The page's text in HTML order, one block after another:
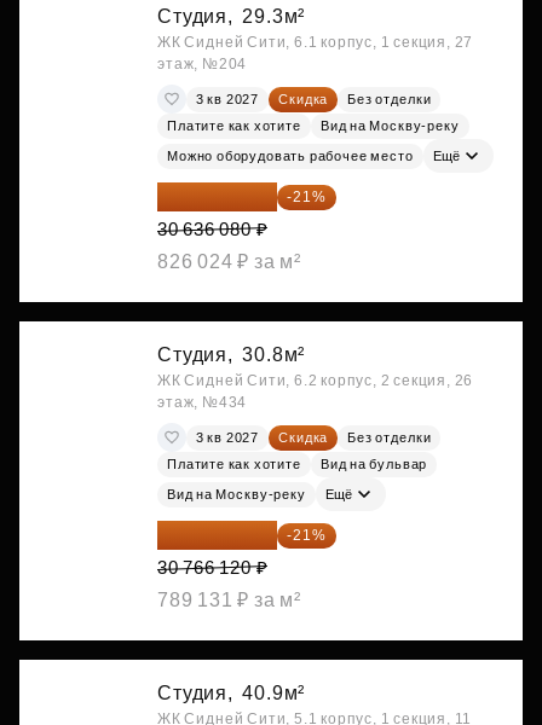
Студия, 29.3м²
ЖК Сидней Сити, 6.1 корпус, 1 секция, 27
этаж, №204
3 кв 2027 Скидка
Без отделки
Платите как хотите
Вид на Москву-реку
Можно оборудовать рабочее место Ещё
24 202 503 ₽ -21%
30 636 080 ₽
826 024 ₽ за м²
Студия, 30.8м²
ЖК Сидней Сити, 6.2 корпус, 2 секция, 26
этаж, №434
3 кв 2027 Скидка
Без отделки
Платите как хотите
Вид на бульвар
Вид на Москву-реку Ещё
24 305 235 ₽ -21%
30 766 120 ₽
789 131 ₽ за м²
Студия, 40.9м²
ЖК Сидней Сити, 5.1 корпус, 1 секция, 11